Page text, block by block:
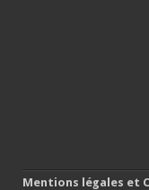
Mentions légales et